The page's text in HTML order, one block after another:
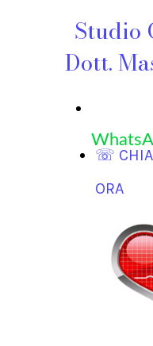
Studio
Dott.
☏
ORA